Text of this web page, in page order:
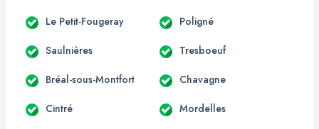
Le Petit-Fougeray Poligné
Saulnières Tresboeuf
Bréal-sous-Montfort Chavagne
Cintré Mordelles